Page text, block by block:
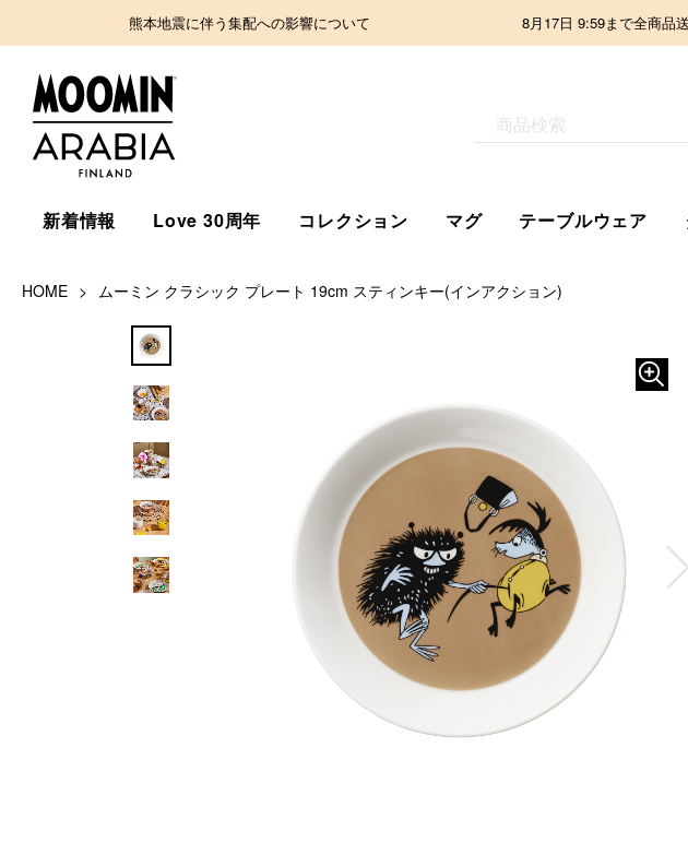
熊本地震に伴う集配への影響について 8月17日 9:59まで全商品
新着情報 Love 30周年 コレクション マグ テーブルウェア
HOME ムーミン クラシック プレート 19cm スティンキー(インアクション)